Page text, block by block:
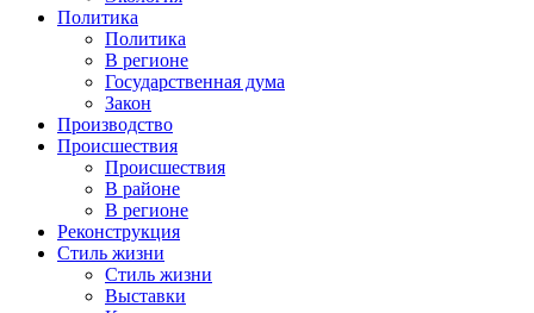
Политика
Политика
В регионе
Государственная дума
Закон
Производство
Происшествия
Происшествия
В районе
В регионе
Реконструкция
Стиль жизни
Стиль жизни
Выставки